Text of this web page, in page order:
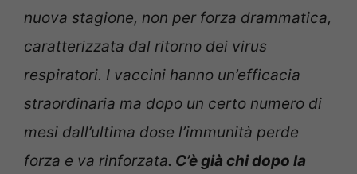
nuova stagione, non per forza drammatica,
caratterizzata dal ritorno dei virus
respiratori. I vaccini hanno un’efficacia
straordinaria ma dopo un certo numero di
mesi dall’ultima dose l’immunità perde
forza e va rinforzata. C’è già chi dopo la